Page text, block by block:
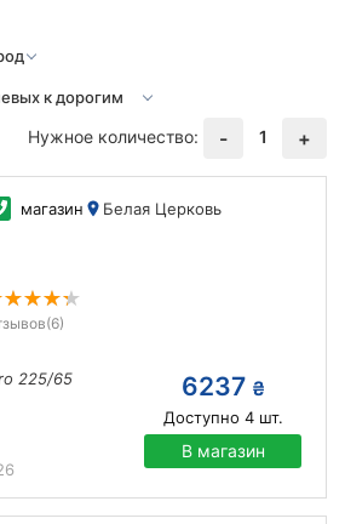
Нужное количество:
- 1 +
магазин Белая Церковь
(6)
225/65
6237 ₴
Доступно 4шт.
В магазин